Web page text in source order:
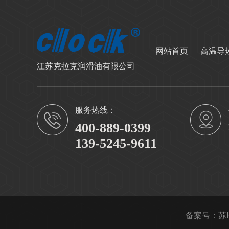
江苏克拉克润滑油有限公司
网站首页 高温导
服务热线：
400-889-0399
139-5245-9611
备案号： 苏